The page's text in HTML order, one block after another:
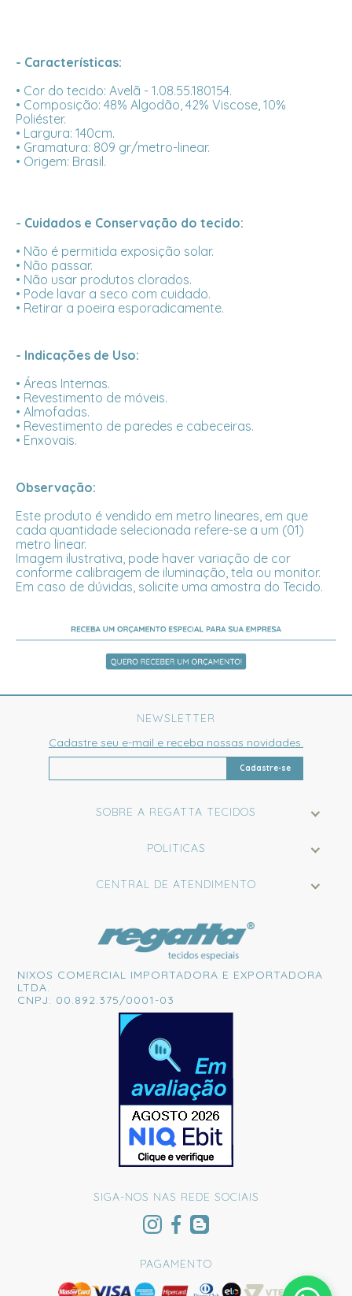
- Características:
• Cor do tecido: Avelã - 1.08.55.180154.
• Composição: 48% Algodão, 42% Viscose, 10%
Poliéster.
• Largura: 140cm.
• Gramatura: 809 gr/metro-linear.
• Origem: Brasil.
- Cuidados e Conservação do tecido:
• Não é permitida exposição solar.
• Não passar.
• Não usar produtos clorados.
• Pode lavar a seco com cuidado.
• Retirar a poeira esporadicamente.
- Indicações de Uso:
• Áreas Internas.
• Revestimento de móveis.
• Almofadas.
• Revestimento de paredes e cabeceiras.
• Enxovais.
Observação:
Este produto é vendido em metro lineares, em que
cada quantidade selecionada refere-se a um (01)
metro linear.
Imagem ilustrativa, pode haver variação de cor
conforme calibragem de iluminação, tela ou monitor.
Em caso de dúvidas, solicite uma amostra do Tecido.
SOBRE A REGATTA TECIDOS
POLITICAS
CENTRAL DE ATENDIMENTO
NEWSLETTER
Cadastre seu e-mail e receba nossas novidades.
Cadastre-se
NIXOS COMERCIAL IMPORTADORA E EXPORTADORA
LTDA.
CNPJ: 00.892.375/0001-03
SIGA-NOS NAS REDE SOCIAIS
PAGAMENTO